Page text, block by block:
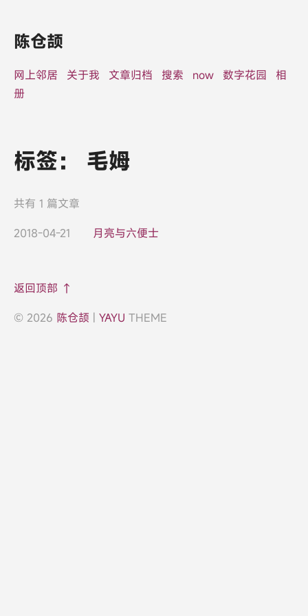
陈仓颉
网上邻居 关于我 文章归档 搜索 now 数字花园
相
册
标签： 毛姆
共有 1 篇文章
2018-04-21
月亮与六便士
返回顶部 ↑
© 2026 陈仓颉 | YAYU THEME